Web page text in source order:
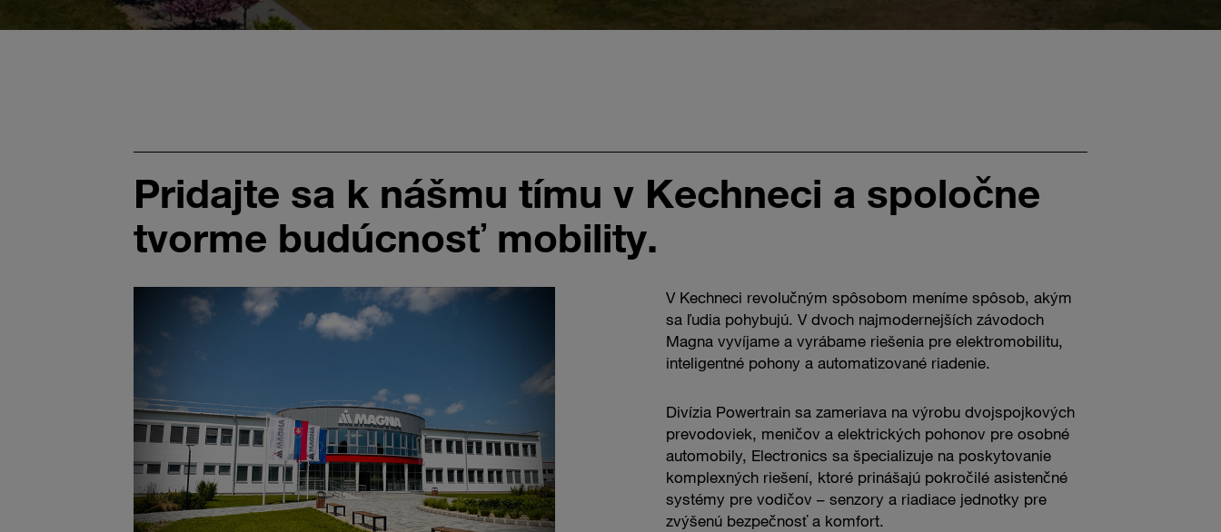
Pridajte sa k nášmu tímu v Kechneci a spoločne
tvorme budúcnosť mobility.
V Kechneci revolučným spôsobom meníme spôsob, akým
sa ľudia pohybujú. V dvoch najmodernejších závodoch
Magna vyvíjame a vyrábame riešenia pre elektromobilitu,
inteligentné pohony a automatizované riadenie.
Divízia Powertrain sa zameriava na výrobu dvojspojkových
prevodoviek, meničov a elektrických pohonov pre osobné
automobily, Electronics sa špecializuje na poskytovanie
komplexných riešení, ktoré prinášajú pokročilé asistenčné
systémy pre vodičov – senzory a riadiace jednotky pre
zvýšenú bezpečnosť a komfort.